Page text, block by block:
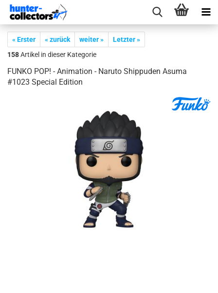
« Erster « zurück weiter »
Letzter »
158Artikel in dieser Kategorie
FUNKO POP! - Ani­ma­ti­on - Na­ruto Ship­pu­den Asuma
#1023 Spe­cial Edi­ti­on